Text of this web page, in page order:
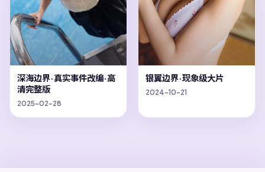
深海边界·真实事件改编·高
清完整版
2025-02-28
银翼边界·现象级大片
2024-10-21